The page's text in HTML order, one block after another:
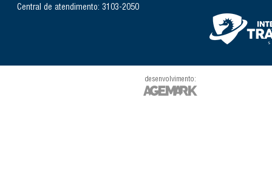
Central de atendimento: 3103-2050
desenvolvimento: